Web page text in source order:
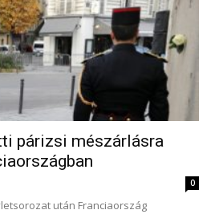
párizsi mészárlásra
0
után Franciaország